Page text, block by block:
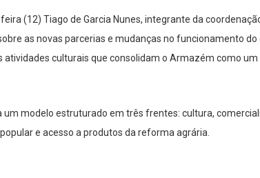
(12) Tiago de Garcia Nunes, integrante da
as novas parcerias e mudanças no funcionamento
culturais que consolidam o Armazém como um
modelo estruturado em três frentes: cultura,
e acesso a produtos da reforma agrária.